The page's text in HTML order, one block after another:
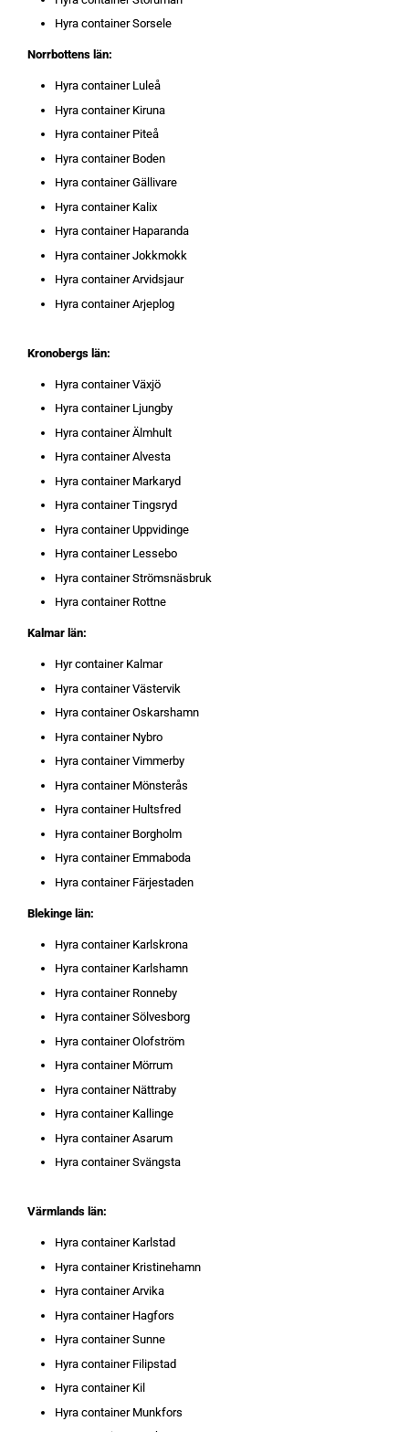
Hyra container Sorsele
Norrbottens län:
Hyra container Luleå
Hyra container Kiruna
Hyra container Piteå
Hyra container Boden
Hyra container Gällivare
Hyra container Kalix
Hyra container Haparanda
Hyra container Jokkmokk
Hyra container Arvidsjaur
Hyra container Arjeplog
Kronobergs län:
Hyra container Växjö
Hyra container Ljungby
Hyra container Älmhult
Hyra container Alvesta
Hyra container Markaryd
Hyra container Tingsryd
Hyra container Uppvidinge
Hyra container Lessebo
Hyra container Strömsnäsbruk
Hyra container Rottne
Kalmar län:
Hyr container Kalmar
Hyra container Västervik
Hyra container Oskarshamn
Hyra container Nybro
Hyra container Vimmerby
Hyra container Mönsterås
Hyra container Hultsfred
Hyra container Borgholm
Hyra container Emmaboda
Hyra container Färjestaden
Blekinge län:
Hyra container Karlskrona
Hyra container Karlshamn
Hyra container Ronneby
Hyra container Sölvesborg
Hyra container Olofström
Hyra container Mörrum
Hyra container Nättraby
Hyra container Kallinge
Hyra container Asarum
Hyra container Svängsta
Värmlands län:
Hyra container Karlstad
Hyra container Kristinehamn
Hyra container Arvika
Hyra container Hagfors
Hyra container Sunne
Hyra container Filipstad
Hyra container Kil
Hyra container Munkfors